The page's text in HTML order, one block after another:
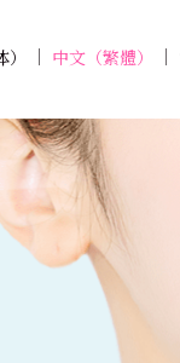
中文（繁體）